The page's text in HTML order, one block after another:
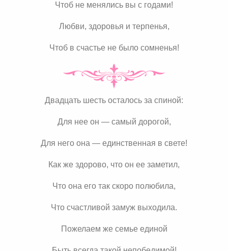
Чтоб не менялись вы с годами!
Любви, здоровья и терпенья,
Чтоб в счастье не было сомненья!
Двадцать шесть осталось за спиной:
Для нее он — самый дорогой,
Для него она — единственная в свете!
Как же здорово, что он ее заметил,
Что она его так скоро полюбила,
Что счастливой замуж выходила.
Пожелаем же семье единой